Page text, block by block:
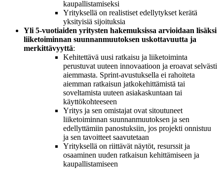
kaupallistamiseksi
Yrityksellä on realistiset edellytykset kerätä
yksityisiä sijoituksia
Yli 5-vuotiaiden yritysten hakemuksissa arvioidaan lisäksi
liiketoiminnan suunnanmuutoksen uskottavuutta ja
merkittävyyttä:
Kehitettävä uusi ratkaisu ja liiketoiminta
perustuvat uuteen innovaatioon ja eroavat selvästi
aiemmasta. Sprint-avustuksella ei rahoiteta
aiemman ratkaisun jatkokehittämistä tai
soveltamista uuteen asiakaskuntaan tai
käyttökohteeseen
Yritys ja sen omistajat ovat sitoutuneet
liiketoiminnan suunnanmuutoksen ja sen
edellyttämiin panostuksiin, jos projekti onnistuu
ja sen tavoitteet saavutetaan
Yrityksellä on riittävät näytöt, resurssit ja
osaaminen uuden ratkaisun kehittämiseen ja
kaupallistamiseen